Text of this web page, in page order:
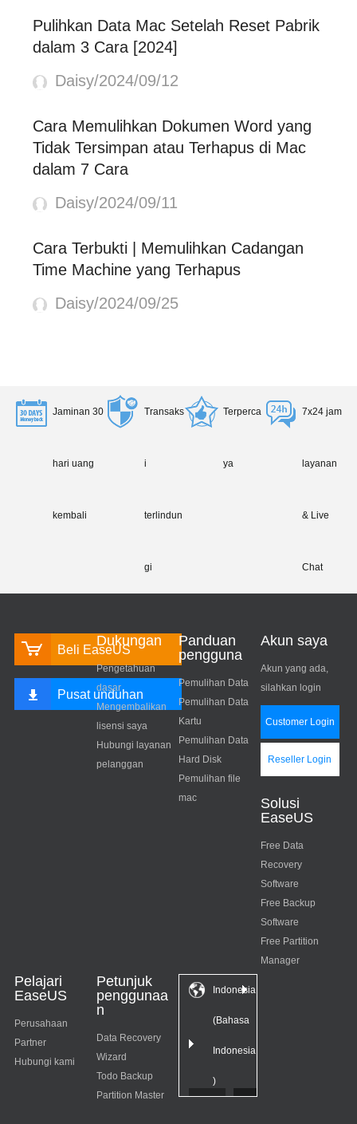
Pulihkan Data Mac Setelah Reset Pabrik
dalam 3 Cara [2024]
Daisy/2024/09/12
Cara Memulihkan Dokumen Word yang
Tidak Tersimpan atau Terhapus di Mac
dalam 7 Cara
Daisy/2024/09/11
Cara Terbukti | Memulihkan Cadangan
Time Machine yang Terhapus
Daisy/2024/09/25
Jaminan 30
hari uang
kembali
Transaks
i
terlindun
gi
Terperca
ya
7x24 jam
layanan
& Live
Chat
Beli EaseUS
Pusat unduhan
Dukungan
Pengetahuan
dasar
Mengembalikan
lisensi saya
Hubungi layanan
pelanggan
Panduan
pengguna
Pemulihan Data
Pemulihan Data
Kartu
Pemulihan Data
Hard Disk
Pemulihan file
mac
Akun saya
Akun yang ada,
silahkan login
Customer Login
Reseller Login
Solusi
EaseUS
Free Data
Recovery
Software
Free Backup
Software
Free Partition
Manager
Pelajari
EaseUS
Perusahaan
Partner
Hubungi kami
Petunjuk
penggunaa
n
Data Recovery
Wizard
Todo Backup
Partition Master
Indonesia
(Bahasa
Indonesia
)